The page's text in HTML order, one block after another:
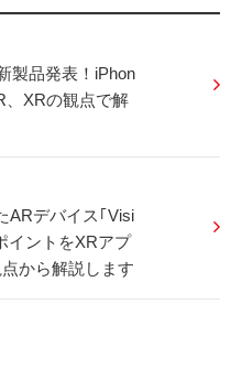
製品発表！iPhon
、XRの観点で解
ARデバイス｢Visi
イントをXRアプ
から解説します